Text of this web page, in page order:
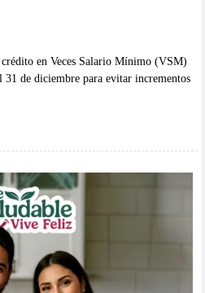
crédito en Veces Salario Mínimo (VSM)
31 de diciembre para evitar incrementos